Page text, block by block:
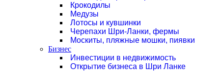
Крокодилы
Медузы
Лотосы и кувшинки
Черепахи Шри-Ланки, фермы
Москиты, пляжные мошки, пиявки
Бизнес
Инвестиции в недвижимость
Открытие бизнеса в Шри Ланке